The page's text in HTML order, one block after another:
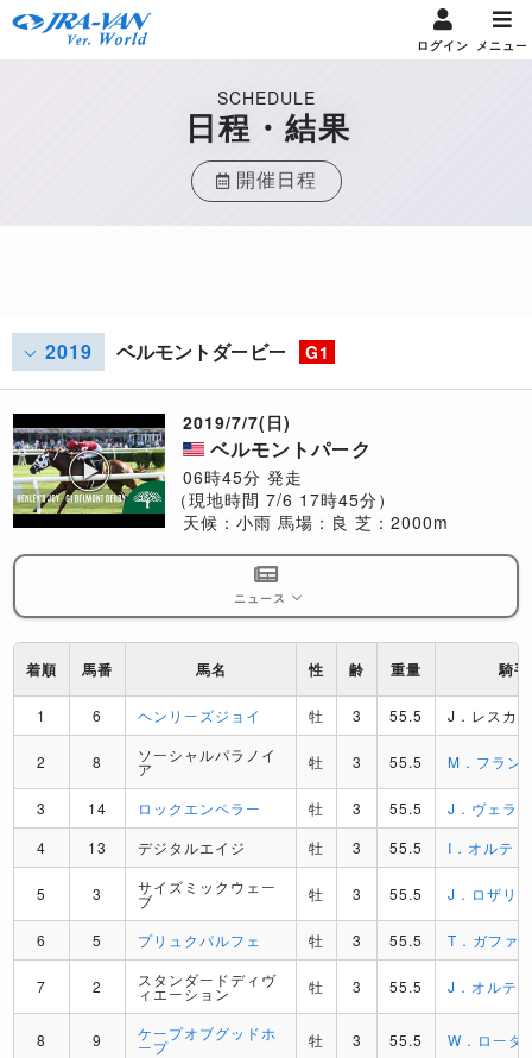
ログイン メニュー
SCHEDULE
日程・結果
開催日程
2019 ベルモントダービー G1
2019/7/7(日)
ベルモントパーク
06時45分 発走
（現地時間 7/6 17時45分）
天候：小雨 馬場：良 芝：2000m
ニュース
着順 馬番 馬名 性 齢 重量 騎手
1 6 ヘンリーズジョイ 牡 3 55.5 J．レスカ
2 8 ソーシャルパラノイ
ア 牡 3 55.5 M．フラン
3 14 ロックエンペラー 牡 3 55.5
J．ヴェラ
4
13 デジタルエイジ 牡 3 55.5 I．オルテ
5 3 サイズミックウェー
ブ 牡 3 55.5 J．ロザリ
6 5 プリュクパルフェ 牡 3 55.5 T．ガファ
7 2 スタンダードディヴ
ィエーション 牡 3 55.5 J．オルテ
8 9 ケープオブグッドホ
ープ 牡 3 55.5 W．ローダ